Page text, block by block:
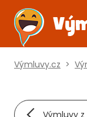
Výmluvy.cz >
Výmluvy